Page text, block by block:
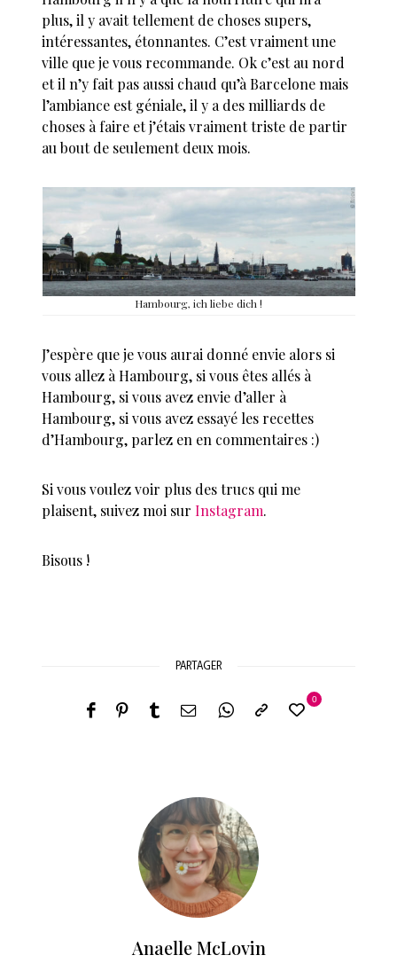
plus, il y avait tellement de choses supers,
intéressantes, étonnantes. C’est vraiment une
ville que je vous recommande. Ok c’est au nord
et il n’y fait pas aussi chaud qu’à Barcelone mais
l’ambiance est géniale, il y a des milliards de
choses à faire et j’étais vraiment triste de partir
au bout de seulement deux mois.
Hambourg, ich liebe dich !
J’espère que je vous aurai donné envie alors si
vous allez à Hambourg, si vous êtes allés à
Hambourg, si vous avez envie d’aller à
Hambourg, si vous avez essayé les recettes
d’Hambourg, parlez en en commentaires :)
Si vous voulez voir plus des trucs qui me
plaisent, suivez moi surInstagram.
Bisous !
PARTAGER
0
Anaelle McLovin